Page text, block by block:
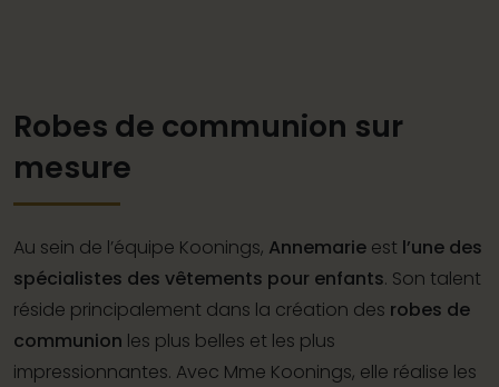
Robes de communion sur
mesure
Au sein de l’équipe Koonings, Annemarie est l’une des
spécialistes des vêtements pour enfants. Son talent
réside principalement dans la création des robes de
communion les plus belles et les plus
impressionnantes. Avec Mme Koonings, elle réalise les